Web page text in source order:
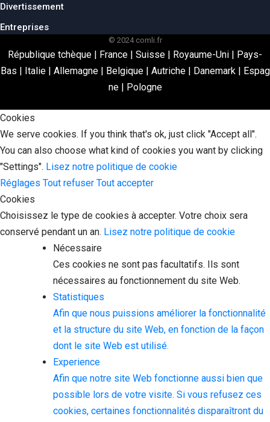
Divertissement
Entreprises
© 2024 comli.fr
République tchèque | France | Suisse | Royaume-Uni | Pays-
Bas | Italie| Allemagne| Belgique| Autriche| Danemark | Espag
ne| Pologne
Cookies
We serve cookies. If you think that's ok, just click "Accept all".
You can also choose what kind of cookies you want by clicking
"Settings". Lisez notre politique de cookie
Réglages Tout refuser Tout accepter
Cookies
Choisissez le type de cookies à accepter. Votre choix sera
conservé pendant un an. Lisez notre politique de cookie
Nécessaire
Ces cookies ne sont pas facultatifs. Ils sont
nécessaires au fonctionnement du site Web.
Statistiques
Afin que nous puissions améliorer la fonctionnalité
et la structure du site Web, en fonction de la façon
dont le site Web est utilisé.
Experience
Afin que notre site Web fonctionne aussi bien que
possible lors de votre visite. Si vous refusez ces
cookies, certaines fonctionnalités disparaîtront du